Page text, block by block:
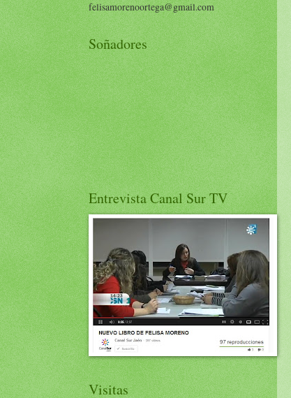
felisamorenoortega@gmail.com
Soñadores
Entrevista Canal Sur TV
Visitas